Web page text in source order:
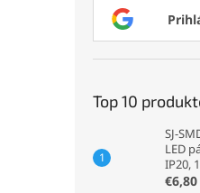
Top 10
SJ-
LED
IP20,
€6,80